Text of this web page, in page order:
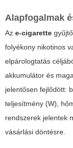
Alapfogalmak
Az e-cigarette
folyékony nikotinos
elpárologtatás
akkumulátor és
jelentősen fejlődött:
teljesítmény (W),
rendszerek jelentek
vásárlási döntésre.